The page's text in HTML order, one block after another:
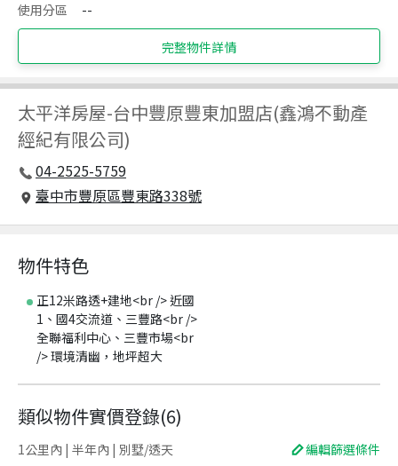
使用分區
--
完整物件詳情
太平洋房屋-台中豐原豐東加盟店(鑫鴻不動產
經紀有限公司)
04-2525-5759
臺中市豐原區豐東路338號
物件特色
正12米路透+建地<br /> 近國
1、國4交流道、三豐路<br />
全聯福利中心、三豐市場<br
/> 環境清幽，地坪超大
類似物件實價登錄(6)
1公里內 | 半年內 | 別墅/透天 編輯篩選條件